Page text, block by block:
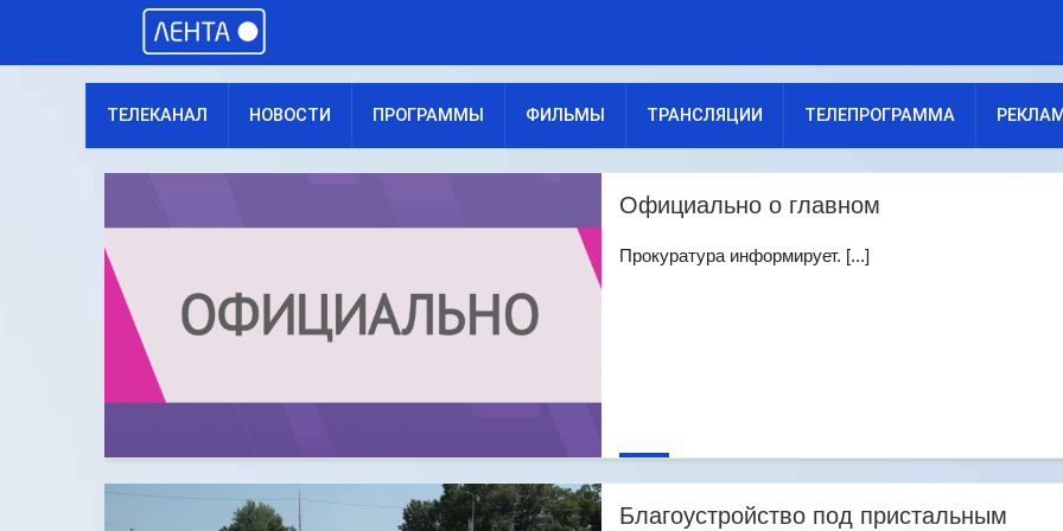
ТЕЛЕКАНАЛ НОВОСТИ ПРОГРАММЫ ФИЛЬМЫ ТРАНСЛЯЦИИ ТЕЛЕПРОГРАММА
Официально о главном
Прокуратура информирует. [...]
Благоустройство под пристальным